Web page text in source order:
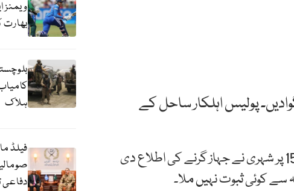
پولیس اہلکار ساحل کے
ہم نیوز کے مطابق ایس ایس پی ساؤتھ نے بتایا کہ پولیس کو ہیلپ لائن مددگار 15 پر شہری نے جہاز گرنے کی اطلاع دی
کوئی ثبوت نہیں ملا۔
بھارت
ہلاک
فیلڈ
دفاعی